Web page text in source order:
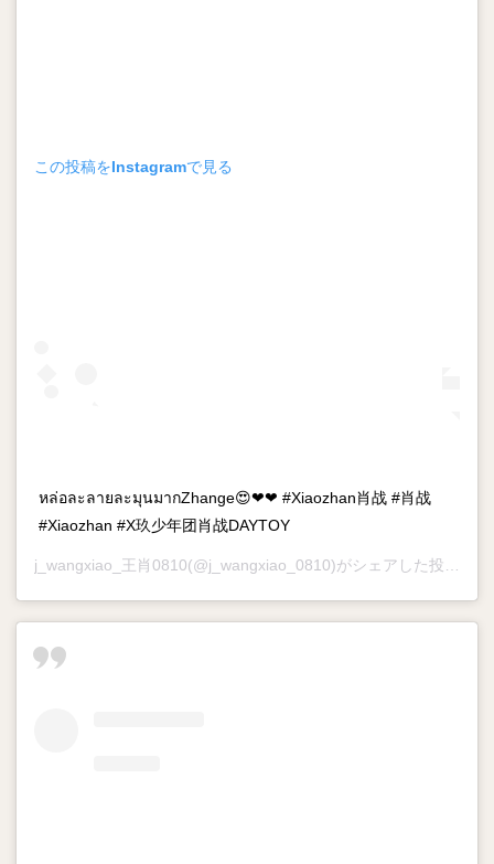
この投稿をInstagramで見る
หล่อละลายละมุนมากZhange😍❤❤ #Xiaozhan肖战 #肖战
#Xiaozhan #X玖少年团肖战DAYTOY
j_wangxiao_王肖0810(@j_wangxiao_0810)がシェアした投稿 –